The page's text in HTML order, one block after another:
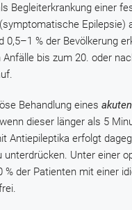
Begleiterkrankung einer
Epilepsie)
0,5–1 % der Bevölkerung
bis zum 20. oder
Behandlung eines akuten
dieser länger als 5
Antiepileptika erfolgt
unterdrücken. Unter einer
% der Patienten mit einer